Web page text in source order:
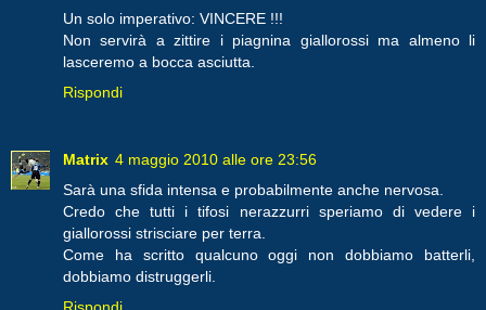
Un solo imperativo: VINCERE !!!
Non servirà a zittire i piagnina giallorossi ma almeno li
lasceremo a bocca asciutta.
Rispondi
Matrix 4 maggio 2010 alle ore 23:56
Sarà una sfida intensa e probabilmente anche nervosa.
Credo che tutti i tifosi nerazzurri speriamo di vedere i
giallorossi strisciare per terra.
Come ha scritto qualcuno oggi non dobbiamo batterli,
dobbiamo distruggerli.
Rispondi